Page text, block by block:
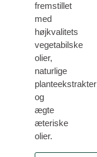
fremstillet
med
højkvalitets
vegetabilske
olier,
naturlige
planteekstrakter
og
ægte
æteriske
olier.